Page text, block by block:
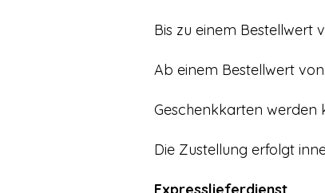
Bis zu einem Bestellwert
Ab einem Bestellwert
Geschenkkarten werden
Die Zustellung erfolgt